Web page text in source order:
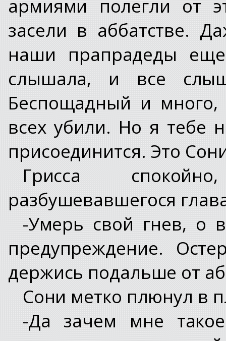
армиями полегли от
засели в аббатстве.
наши прапрадеды
слышала, и все
Беспощадный и много,
всех убили. Но я тебе
присоединится. Это
Грисса
разбушевавшегося
-Умерь свой гнев, о
предупреждение.
держись подальше от
Сони метко плюнул в
-Да зачем мне